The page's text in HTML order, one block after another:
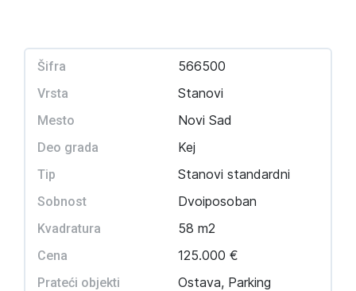
Šifra 566500
Vrsta Stanovi
Mesto Novi Sad
Deo grada Kej
Tip Stanovi standardni
Sobnost Dvoiposoban
Kvadratura 58 m2
Cena 125.000 €
Prateći objekti Ostava, Parking